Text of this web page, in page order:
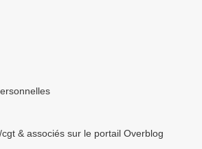
& associés sur le portail Overblog